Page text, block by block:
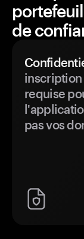
de
inscription
requise
pas vos